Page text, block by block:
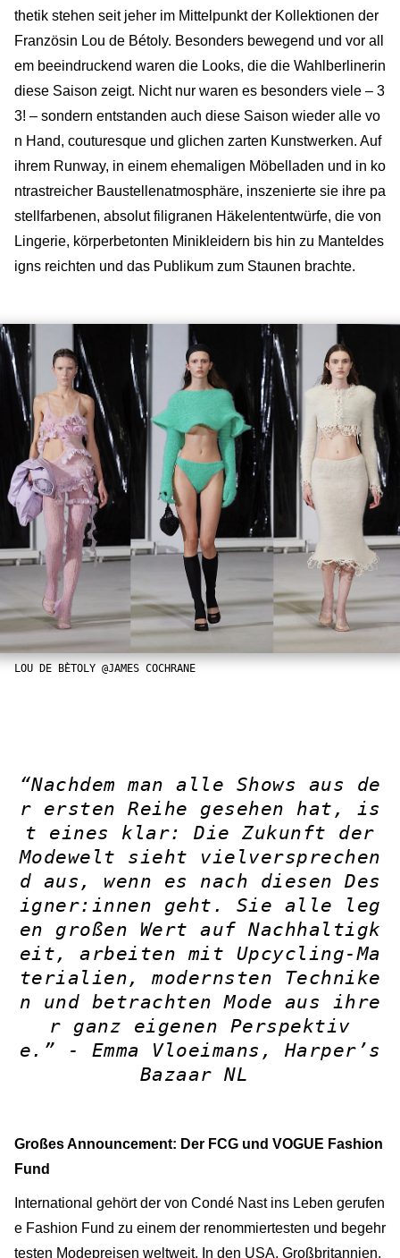
thetik stehen seit jeher im Mittelpunkt der Kollektionen der
Französin Lou de Bétoly. Besonders bewegend und vor all
em beeindruckend waren die Looks, die die Wahlberlinerin
diese Saison zeigt. Nicht nur waren es besonders viele – 3
3! – sondern entstanden auch diese Saison wieder alle vo
n Hand, couturesque und glichen zarten Kunstwerken. Auf
ihrem Runway, in einem ehemaligen Möbelladen und in ko
ntrastreicher Baustellenatmosphäre, inszenierte sie ihre pa
stellfarbenen, absolut filigranen Häkelententwürfe, die von
Lingerie, körperbetonten Minikleidern bis hin zu Manteldes
igns reichten und das Publikum zum Staunen brachte.
LOU DE BÈTOLY @JAMES COCHRANE
“Nachdem man alle Shows aus de
r ersten Reihe gesehen hat, is
t eines klar: Die Zukunft der
Modewelt sieht vielversprechen
d aus, wenn es nach diesen Des
igner:innen geht. Sie alle leg
en großen Wert auf Nachhaltigk
eit, arbeiten mit Upcycling-Ma
terialien, modernsten Technike
n und betrachten Mode aus ihre
r ganz eigenen Perspektiv
e.” - Emma Vloeimans, Harper’s
Bazaar NL
Großes Announcement: Der FCG und VOGUE Fashion
Fund
International gehört der von Condé Nast ins Leben gerufen
e Fashion Fund zu einem der renommiertesten und begehr
testen Modepreisen weltweit. In den USA, Großbritannien,